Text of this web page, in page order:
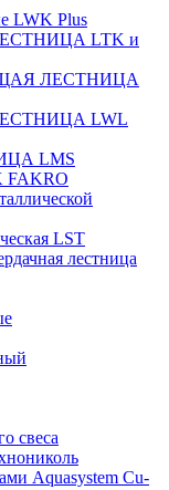
LWK Plus
LTK и
ЛЕСТНИЦА
LWL
LMS
FAKRO
LST
лестница
свеса
Aquasystem Cu-